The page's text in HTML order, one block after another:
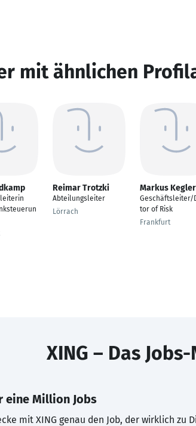
mit ähnlichen
Reimar Trotzki
Abteilungsleiter
Lörrach
Markus Kegler
Geschäftsleiter/
tor of Risk
Frankfurt
XING – Das
eine Million Jobs
mit XING genau den Job, der wirklich zu